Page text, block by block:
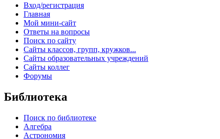
Вход/регистрация
Главная
Мой мини-сайт
Ответы на вопросы
Поиск по сайту
Сайты классов, групп, кружков...
Сайты образовательных учреждений
Сайты коллег
Форумы
Библиотека
Поиск по библиотеке
Алгебра
Астрономия